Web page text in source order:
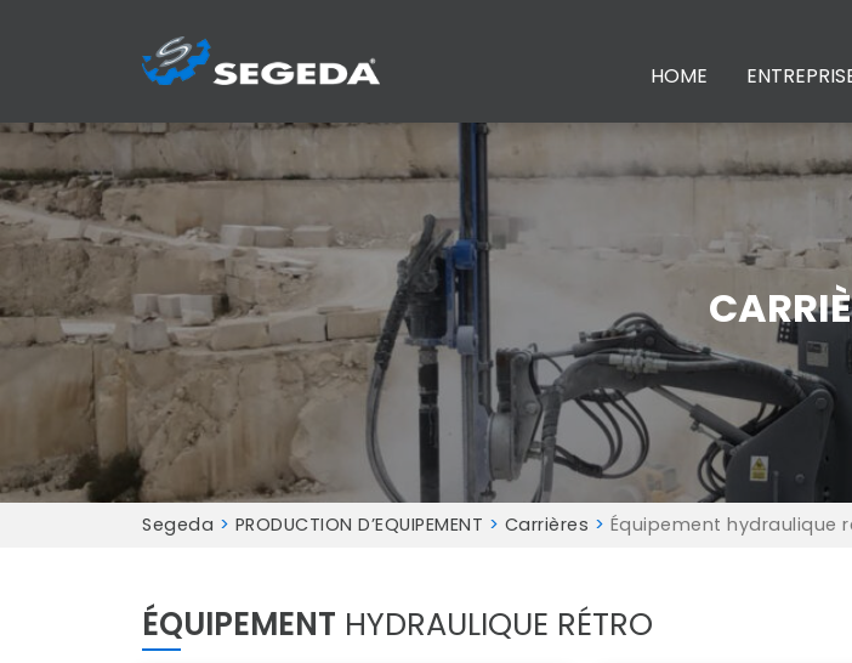
HOME
Segeda > PRODUCTION D’EQUIPEMENT > Carrières > Équipement hydraulique
ÉQUIPEMENT HYDRAULIQUE RÉTRO